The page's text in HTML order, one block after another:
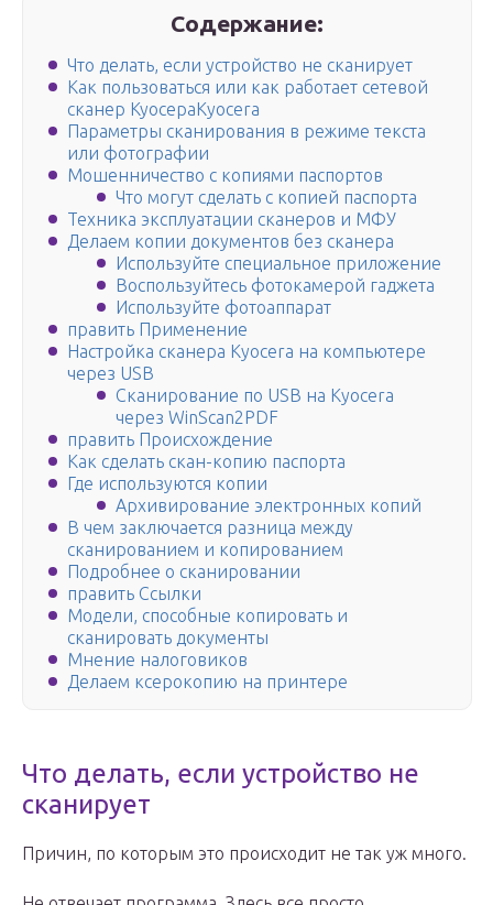
Содержание:
Что делать, если устройство не сканирует
Как пользоваться или как работает сетевой
сканер КуосераKyocera
Параметры сканирования в режиме текста
или фотографии
Мошенничество с копиями паспортов
Что могут сделать с копией паспорта
Техника эксплуатации сканеров и МФУ
Делаем копии документов без сканера
Используйте специальное приложение
Воспользуйтесь фотокамерой гаджета
Используйте фотоаппарат
править Применение
Настройка сканера Kyocera на компьютере
через USB
Сканирование по USB на Kyocera
через WinScan2PDF
править Происхождение
Как сделать скан-копию паспорта
Где используются копии
Архивирование электронных копий
В чем заключается разница между
сканированием и копированием
Подробнее о сканировании
править Ссылки
Модели, способные копировать и
сканировать документы
Мнение налоговиков
Делаем ксерокопию на принтере
Что делать, если устройство не
сканирует
Причин, по которым это происходит не так уж много.